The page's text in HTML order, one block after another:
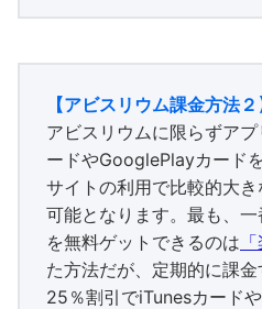
【アビスリウム課金方法２
アビスリウムに限らずア
ードやGooglePlayカード
サイトの利用で比較的大
可能となります。最も、
を無料ゲットできるのは
た方法だが、定期的に課
25％割引でiTunesカード